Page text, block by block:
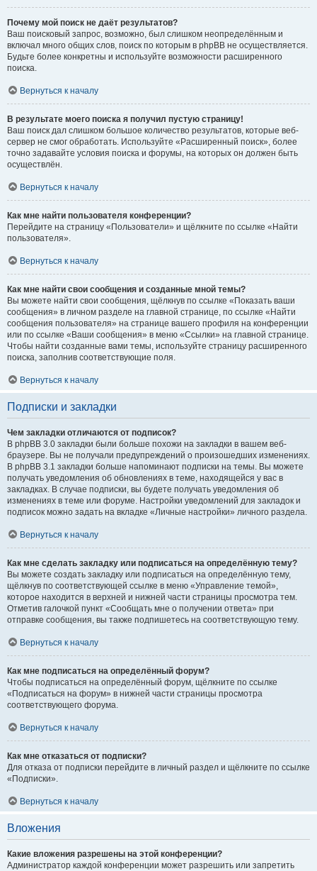
Почему мой поиск не даёт результатов?
Ваш поисковый запрос, возможно, был слишком неопределённым и
включал много общих слов, поиск по которым в phpBB не осуществляется.
Будьте более конкретны и используйте возможности расширенного
поиска.
Вернуться к началу
В результате моего поиска я получил пустую страницу!
Ваш поиск дал слишком большое количество результатов, которые веб-
сервер не смог обработать. Используйте «Расширенный поиск», более
точно задавайте условия поиска и форумы, на которых он должен быть
осуществлён.
Вернуться к началу
Как мне найти пользователя конференции?
Перейдите на страницу «Пользователи» и щёлкните по ссылке «Найти
пользователя».
Вернуться к началу
Как мне найти свои сообщения и созданные мной темы?
Вы можете найти свои сообщения, щёлкнув по ссылке «Показать ваши
сообщения» в личном разделе на главной странице, по ссылке «Найти
сообщения пользователя» на странице вашего профиля на конференции
или по ссылке «Ваши сообщения» в меню «Ссылки» на главной странице.
Чтобы найти созданные вами темы, используйте страницу расширенного
поиска, заполнив соответствующие поля.
Вернуться к началу
Подписки и закладки
Чем закладки отличаются от подписок?
В phpBB 3.0 закладки были больше похожи на закладки в вашем веб-
браузере. Вы не получали предупреждений о произошедших изменениях.
В phpBB 3.1 закладки больше напоминают подписки на темы. Вы можете
получать уведомления об обновлениях в теме, находящейся у вас в
закладках. В случае подписки, вы будете получать уведомления об
изменениях в теме или форуме. Настройки уведомлений для закладок и
подписок можно задать на вкладке «Личные настройки» личного раздела.
Вернуться к началу
Как мне сделать закладку или подписаться на определённую тему?
Вы можете создать закладку или подписаться на определённую тему,
щёлкнув по соответствующей ссылке в меню «Управление темой»,
которое находится в верхней и нижней части страницы просмотра тем.
Отметив галочкой пункт «Сообщать мне о получении ответа» при
отправке сообщения, вы также подпишетесь на соответствующую тему.
Вернуться к началу
Как мне подписаться на определённый форум?
Чтобы подписаться на определённый форум, щёлкните по ссылке
«Подписаться на форум» в нижней части страницы просмотра
соответствующего форума.
Вернуться к началу
Как мне отказаться от подписки?
Для отказа от подписки перейдите в личный раздел и щёлкните по ссылке
«Подписки».
Вернуться к началу
Вложения
Какие вложения разрешены на этой конференции?
Администратор каждой конференции может разрешить или запретить